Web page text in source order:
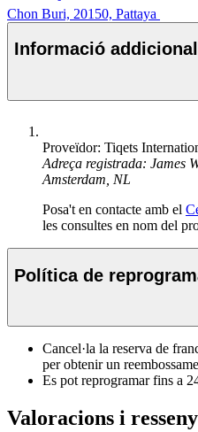
Chon Buri, 20150, Pattaya
Informació addicional
Proveïdor: Tiqets
Adreça registrada: James
Amsterdam, NL
Posa't en contacte amb el
les consultes en nom del
Política de
Cancel·la la reserva de
per obtenir un
Es pot reprogramar fins a
Valoracions i